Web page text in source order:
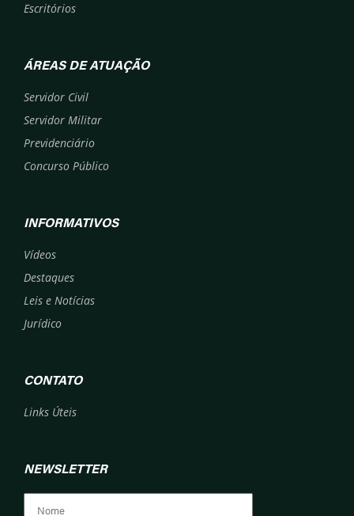
Escritórios
ÁREAS DE ATUAÇÃO
Servidor Civil
Servidor Militar
Previdenciário
Concurso Público
INFORMATIVOS
Vídeos
Destaques
Leis e Notícias
Jurídico
CONTATO
Links Úteis
NEWSLETTER